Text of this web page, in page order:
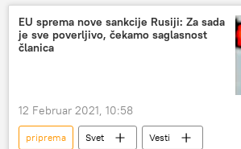
EU sprema nove sankcije Rusiji: Za sada
je sve poverljivo, čekamo saglasnost
članica
12 Februar 2021, 10:58
priprema Svet
Vesti